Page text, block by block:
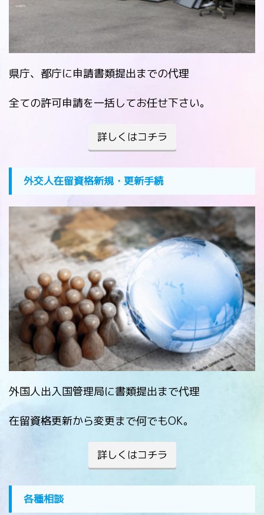
県庁、都庁に申請書類提出までの代理
全ての許可申請を一括してお任せ下さい。
詳しくはコチラ
外交人在留資格新規・更新手続
外国人出入国管理局に書類提出まで代理
在留資格更新から変更まで何でもOK。
詳しくはコチラ
各種相談